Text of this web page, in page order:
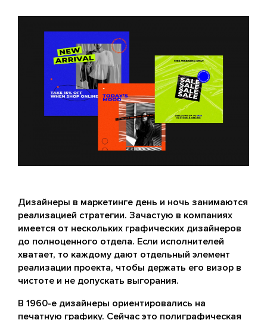
Дизайнеры в маркетинге день и ночь занимаются
реализацией стратегии. Зачастую в компаниях
имеется от нескольких графических дизайнеров
до полноценного отдела. Если исполнителей
хватает, то каждому дают отдельный элемент
реализации проекта, чтобы держать его визор в
чистоте и не допускать выгорания.
В 1960-е дизайнеры ориентировались на
печатную графику. Сейчас это полиграфическая